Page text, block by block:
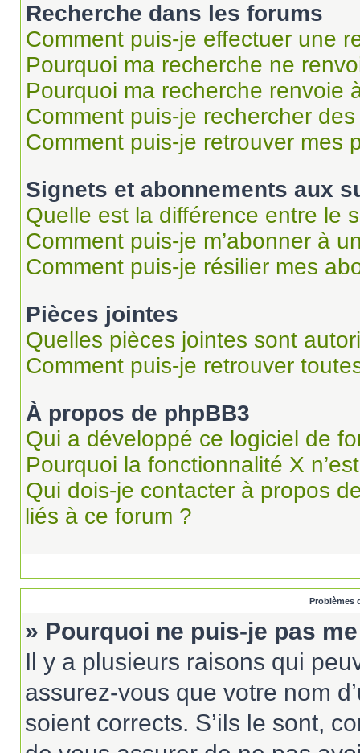
Recherche dans les forums
Comment puis-je effectuer une
Pourquoi ma recherche ne
Pourquoi ma recherche renvoie
Comment puis-je rechercher
Comment puis-je retrouver mes
Signets et abonnements aux
Quelle est la différence entre le
Comment puis-je m’abonner à
Comment puis-je résilier mes
Pièces jointes
Quelles pièces jointes sont
Comment puis-je retrouver
À propos de phpBB3
Qui a développé ce logiciel de
Pourquoi la fonctionnalité X
Qui dois-je contacter à propos
liés à ce forum ?
Problèmes
» Pourquoi ne puis-je pas
Il y a plusieurs raisons qui
assurez-vous que votre nom
soient corrects. S’ils le sont,